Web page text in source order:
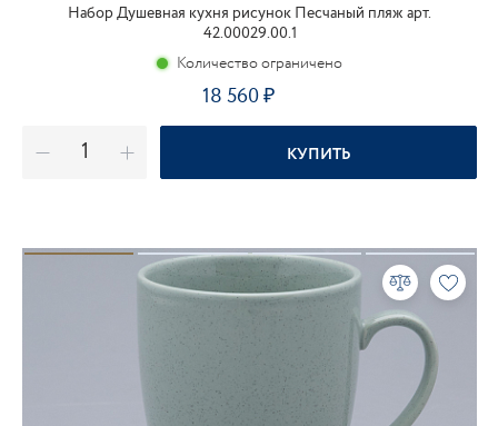
Набор Душевная кухня рисунок Песчаный пляж арт.
42.00029.00.1
Количество ограничено
18 560₽
КУПИТЬ